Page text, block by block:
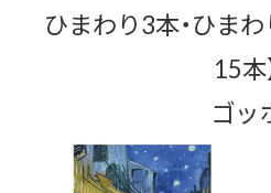
ひまわり3本・ひま
15本
ゴッ